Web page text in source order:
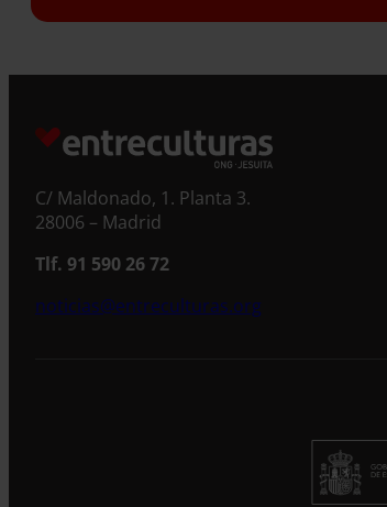
C/ Maldonado, 1. Planta 3.
28006 – Madrid
Tlf. 91 590 26 72
noticias@entreculturas.org